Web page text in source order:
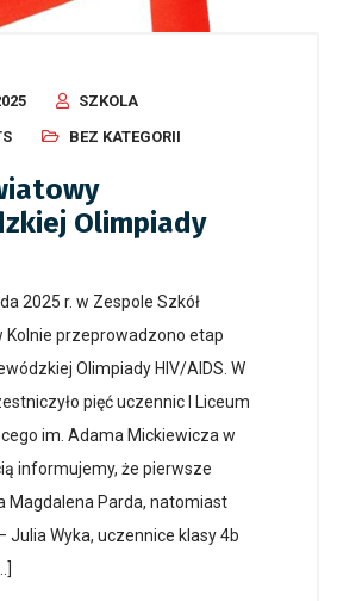
SZKOLA
BEZ KATEGORII
Olimpiady
2025 r. w Zespole Szkół
Kolnie przeprowadzono etap
Olimpiady HIV/AIDS. W
pięć uczennic I Liceum
im. Adama Mickiewicza w
informujemy, że pierwsze
Magdalena Parda, natomiast
Julia Wyka, uczennice klasy 4b